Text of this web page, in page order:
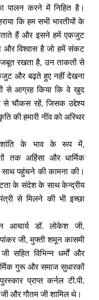
पालन करने में निहित है।
कि हम सभी भारतीयों के
हैं और इसने हमें एकजुट
और विश्वास है जो हमें संकट
रखता है, उन ताकतों से
और बढ़ते हुए नहीं देखना
से आग्रह किया कि वे खुद
से चौकस रहें, जिसक उद्देश्य
की हमारी नींव को अस्थिर
शांति के भाव के रूप में,
तक अहिंसा और धार्मिक
पहुंचने की कामना की।
के संदेश के साथ केन्द्रीय
से मिलने की भी इच्छा
आचार्य डॉ. लोकेश जी,
जी, मुफ्ती शमून कासमी
सहित विभिन्न धर्मों और
गुरू और समाज सुधारकों
प्राप्त कर्नल टी.पी.
जी और गौतम जी शामिल थे।